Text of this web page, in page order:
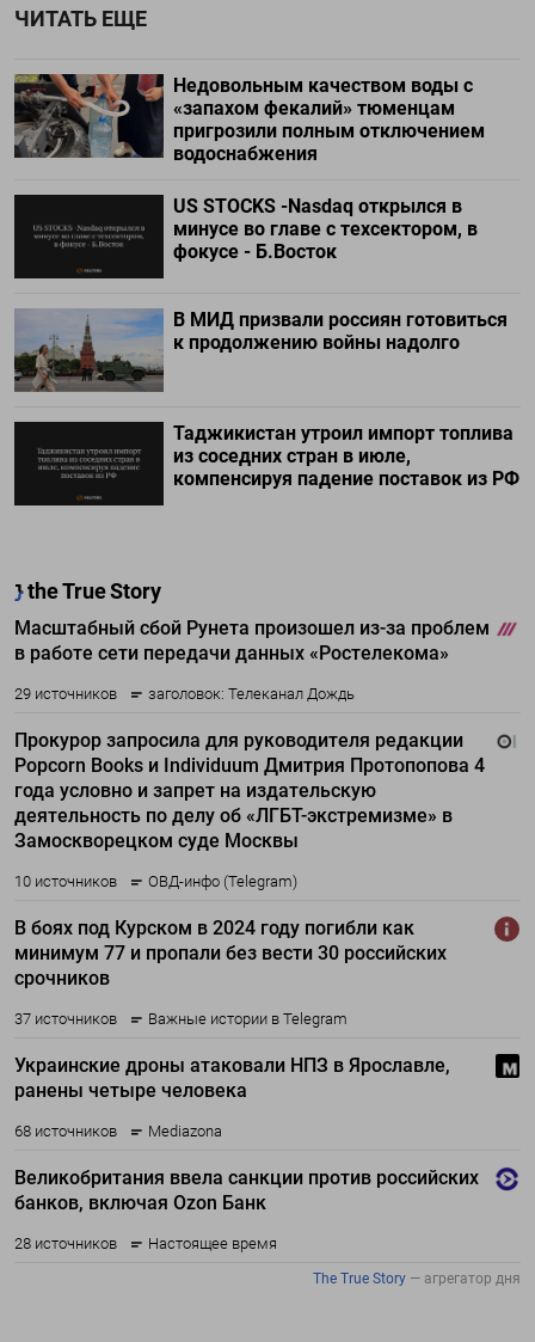
ЧИТАТЬ ЕЩЕ
Недовольным качеством воды с
«запахом фекалий» тюменцам
пригрозили полным отключением
водоснабжения
US STOCKS -Nasdaq открылся в
минусе во главе с техсектором, в
фокусе - Б.Восток
В МИД призвали россиян готовиться
к продолжению войны надолго
Таджикистан утроил импорт топлива
из соседних стран в июле,
компенсируя падение поставок из РФ